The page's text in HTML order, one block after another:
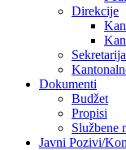
Direkcije
Dokumenti
Budžet
Propisi
Službene
Javni Pozivi/